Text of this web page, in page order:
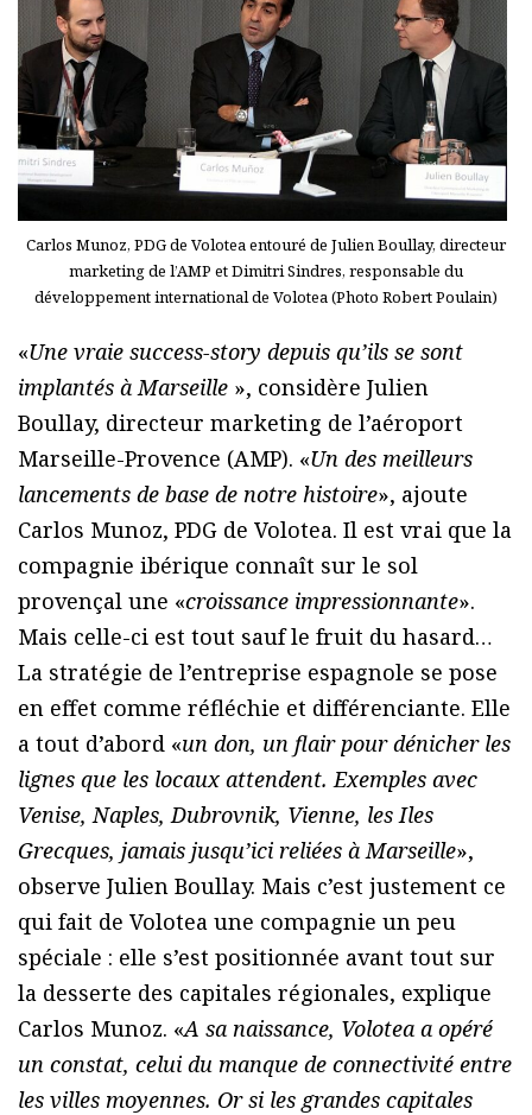
Carlos Munoz, PDG de Volotea entouré de Julien Boullay, directeur
marketing de l’AMP et Dimitri Sindres, responsable du
développement international de Volotea (Photo Robert Poulain)
«Une vraie success-story depuis qu’ils se sont
implantés à Marseille », considère Julien
Boullay, directeur marketing de l’aéroport
Marseille-Provence (AMP). «Un des meilleurs
lancements de base de notre histoire», ajoute
Carlos Munoz, PDG de Volotea. Il est vrai que la
compagnie ibérique connaît sur le sol
provençal une «croissance impressionnante».
Mais celle-ci est tout sauf le fruit du hasard…
La stratégie de l’entreprise espagnole se pose
en effet comme réfléchie et différenciante. Elle
a tout d’abord «un don, un flair pour dénicher les
lignes que les locaux attendent. Exemples avec
Venise, Naples, Dubrovnik, Vienne, les Iles
Grecques, jamais jusqu’ici reliées à Marseille»,
observe Julien Boullay. Mais c’est justement ce
qui fait de Volotea une compagnie un peu
spéciale : elle s’est positionnée avant tout sur
la desserte des capitales régionales, explique
Carlos Munoz. «A sa naissance, Volotea a opéré
un constat, celui du manque de connectivité entre
les villes moyennes. Or si les grandes capitales